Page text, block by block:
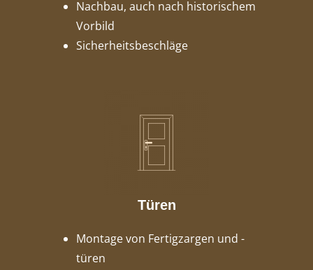
Nachbau, auch nach historischem
Vorbild
Sicherheitsbeschläge
Türen
Montage von Fertigzargen und -
türen